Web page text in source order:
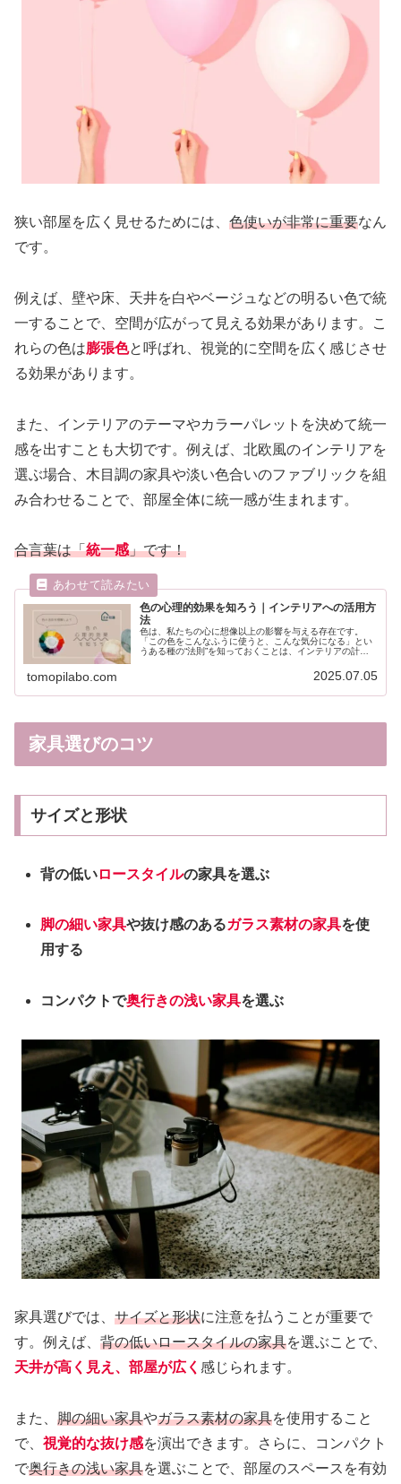
狭い部屋を広く見せるためには、 色使いが非常に重要なん
です。
例えば、壁や床、天井を白やベージュなどの明るい色で統
一することで、空間が広がって見える効果があります。こ
れらの色は膨張色と呼ばれ、視覚的に空間を広く感じさせ
る効果があります。
また、インテリアのテーマやカラーパレットを決めて統一
感を出すことも大切です。例えば、北欧風のインテリアを
選ぶ場合、木目調の家具や淡い色合いのファブリックを組
み合わせることで、部屋全体に統一感が生まれます。
合言葉は「統一感」です！
色の心理的効果を知ろう｜インテリアへの活用方
法
色は、私たちの心に想像以上の影響を与える存在です。
「この色をこんなふうに使うと、こんな気分になる」とい
うある種の“法則”を知っておくことは、インテリアの計画
tomopilabo.com 2025.07.05
家具選びのコツ
サイズと形状
背の低いロースタイルの家具を選ぶ
脚の細い家具や抜け感のあるガラス素材の家具を使
用する
コンパクトで奥行きの浅い家具を選ぶ
家具選びでは、 サイズと形状に注意を払うことが重要で
す。例えば、 背の低いロースタイルの家具を選ぶことで、
天井が高く見え、部屋が広く 感じられます。
また、 脚の細い家具やガラス素材の家具を使用すること
で、 視覚的な抜け感を演出できます。さらに、コンパクト
で奥行きの浅い家具を選ぶことで、部屋のスペースを有効